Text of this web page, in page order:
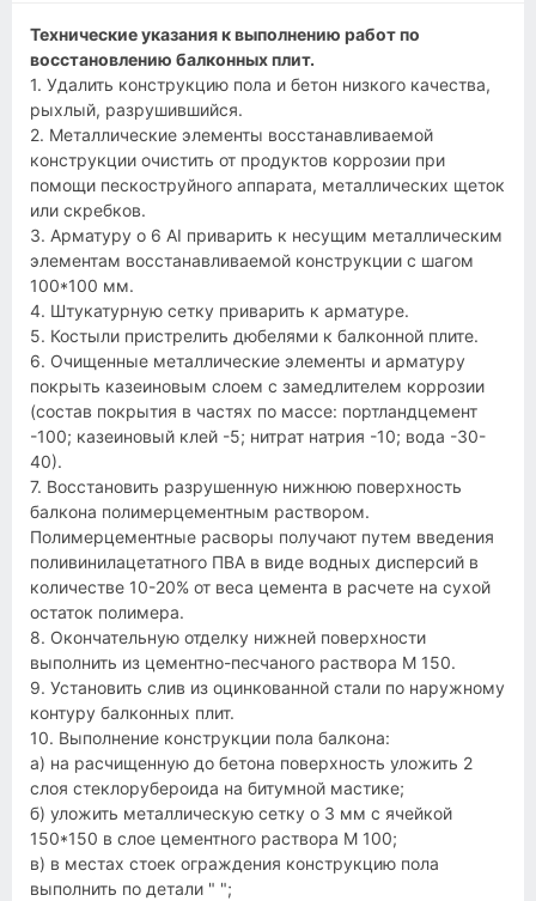
Технические указания к выполнению работ по
восстановлению балконных плит.
1. Удалить конструкцию пола и бетон низкого качества,
рыхлый, разрушившийся.
2. Металлические элементы восстанавливаемой
конструкции очистить от продуктов коррозии при
помощи пескоструйного аппарата, металлических щеток
или скребков.
3. Арматуру о 6 АI приварить к несущим металлическим
элементам восстанавливаемой конструкции с шагом
100*100 мм.
4. Штукатурную сетку приварить к арматуре.
5. Костыли пристрелить дюбелями к балконной плите.
6. Очищенные металлические элементы и арматуру
покрыть казеиновым слоем с замедлителем коррозии
(состав покрытия в частях по массе: портландцемент
-100; казеиновый клей -5; нитрат натрия -10; вода -30-
40).
7. Восстановить разрушенную нижнюю поверхность
балкона полимерцементным раствором.
Полимерцементные расворы получают путем введения
поливинилацетатного ПВА в виде водных дисперсий в
количестве 10-20% от веса цемента в расчете на сухой
остаток полимера.
8. Окончательную отделку нижней поверхности
выполнить из цементно-песчаного раствора М 150.
9. Установить слив из оцинкованной стали по наружному
контуру балконных плит.
10. Выполнение конструкции пола балкона:
а) на расчищенную до бетона поверхность уложить 2
слоя стеклорубероида на битумной мастике;
б) уложить металлическую сетку о 3 мм с ячейкой
150*150 в слое цементного раствора М 100;
в) в местах стоек ограждения конструкцию пола
выполнить по детали " ";